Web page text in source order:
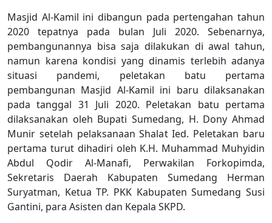
Masjid Al-Kamil ini dibangun pada pertengahan tahun
2020 tepatnya pada bulan Juli 2020. Sebenarnya,
pembangunannya bisa saja dilakukan di awal tahun,
namun karena kondisi yang dinamis terlebih adanya
situasi pandemi, peletakan batu pertama
pembangunan Masjid Al-Kamil ini baru dilaksanakan
pada tanggal 31 Juli 2020. Peletakan batu pertama
dilaksanakan oleh Bupati Sumedang, H. Dony Ahmad
Munir setelah pelaksanaan Shalat Ied. Peletakan baru
pertama turut dihadiri oleh K.H. Muhammad Muhyidin
Abdul Qodir Al-Manafi, Perwakilan Forkopimda,
Sekretaris Daerah Kabupaten Sumedang Herman
Suryatman, Ketua TP. PKK Kabupaten Sumedang Susi
Gantini, para Asisten dan Kepala SKPD.